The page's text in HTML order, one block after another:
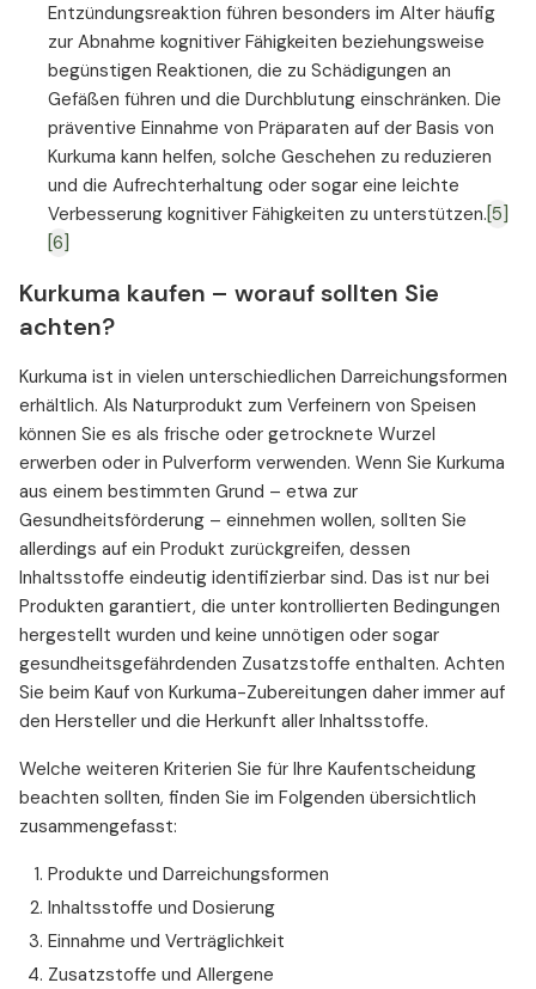
Entzündungsreaktion führen besonders im Alter häufig
zur Abnahme kognitiver Fähigkeiten beziehungsweise
begünstigen Reaktionen, die zu Schädigungen an
Gefäßen führen und die Durchblutung einschränken. Die
präventive Einnahme von Präparaten auf der Basis von
Kurkuma kann helfen, solche Geschehen zu reduzieren
und die Aufrechterhaltung oder sogar eine leichte
Verbesserung kognitiver Fähigkeiten zu unterstützen. [5]
[6]
Kurkuma kaufen – worauf sollten Sie
achten?
Kurkuma ist in vielen unterschiedlichen Darreichungsformen
erhältlich. Als Naturprodukt zum Verfeinern von Speisen
können Sie es als frische oder getrocknete Wurzel
erwerben oder in Pulverform verwenden. Wenn Sie Kurkuma
aus einem bestimmten Grund – etwa zur
Gesundheitsförderung – einnehmen wollen, sollten Sie
allerdings auf ein Produkt zurückgreifen, dessen
Inhaltsstoffe eindeutig identifizierbar sind. Das ist nur bei
Produkten garantiert, die unter kontrollierten Bedingungen
hergestellt wurden und keine unnötigen oder sogar
gesundheitsgefährdenden Zusatzstoffe enthalten. Achten
Sie beim Kauf von Kurkuma-Zubereitungen daher immer auf
den Hersteller und die Herkunft aller Inhaltsstoffe.
Welche weiteren Kriterien Sie für Ihre Kaufentscheidung
beachten sollten, finden Sie im Folgenden übersichtlich
zusammengefasst:
Produkte und Darreichungsformen
Inhaltsstoffe und Dosierung
Einnahme und Verträglichkeit
Zusatzstoffe und Allergene